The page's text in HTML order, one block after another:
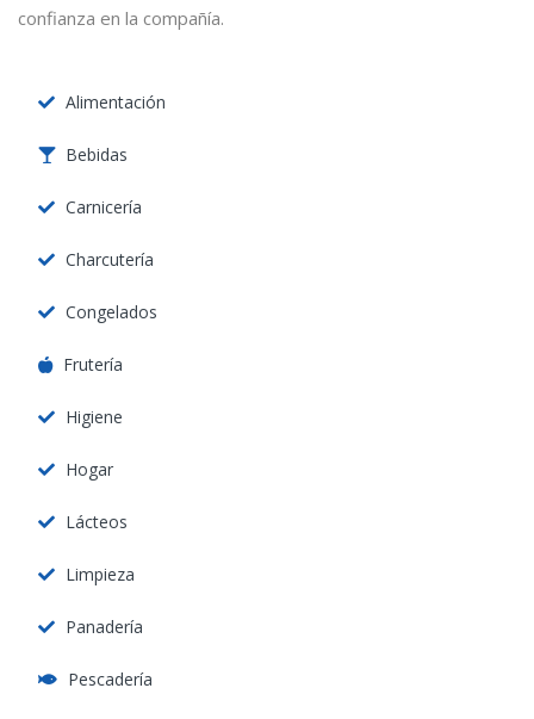
confianza en la compañía.
Alimentación
Bebidas
Carnicería
Charcutería
Congelados
Frutería
Higiene
Hogar
Lácteos
Limpieza
Panadería
Pescadería